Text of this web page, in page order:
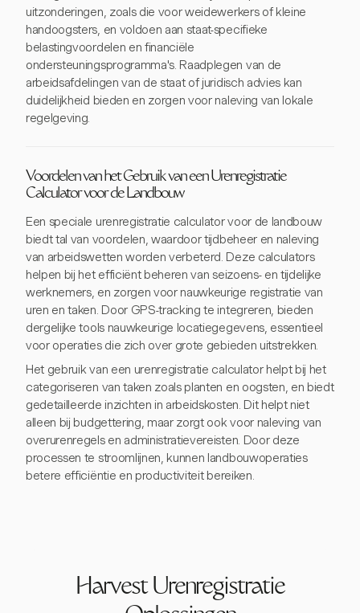
uitzonderingen, zoals die voor weidewerkers of kleine
handoogsters, en voldoen aan staat-specifieke
belastingvoordelen en financiële
ondersteuningsprogramma's. Raadplegen van de
arbeidsafdelingen van de staat of juridisch advies kan
duidelijkheid bieden en zorgen voor naleving van lokale
regelgeving.
Voordelen van het Gebruik van een Urenregistratie
Calculator voor de Landbouw
Een speciale urenregistratie calculator voor de landbouw
biedt tal van voordelen, waardoor tijdbeheer en naleving
van arbeidswetten worden verbeterd. Deze calculators
helpen bij het efficiënt beheren van seizoens- en tijdelijke
werknemers, en zorgen voor nauwkeurige registratie van
uren en taken. Door GPS-tracking te integreren, bieden
dergelijke tools nauwkeurige locatiegegevens, essentieel
voor operaties die zich over grote gebieden uitstrekken.
Het gebruik van een urenregistratie calculator helpt bij het
categoriseren van taken zoals planten en oogsten, en biedt
gedetailleerde inzichten in arbeidskosten. Dit helpt niet
alleen bij budgettering, maar zorgt ook voor naleving van
overurenregels en administratievereisten. Door deze
processen te stroomlijnen, kunnen landbouwoperaties
betere efficiëntie en productiviteit bereiken.
Harvest Urenregistratie